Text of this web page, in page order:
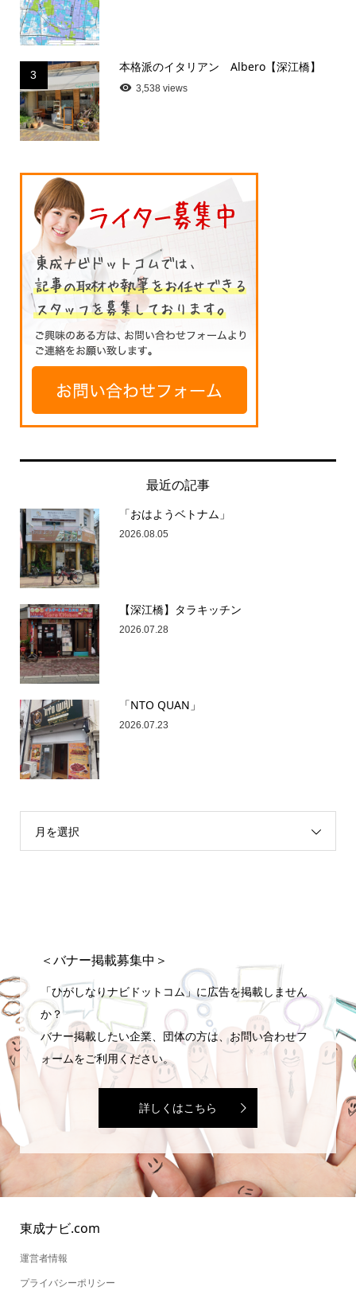
3
本格派のイタリアン Albero【深江橋】
3,538 views
最近の記事
「おはようベトナム」
2026.08.05
【深江橋】タラキッチン
2026.07.28
「NTO QUAN」
2026.07.23
月を選択
＜バナー掲載募集中＞
「ひがしなりナビドットコム」に広告を掲載しません
か？
バナー掲載したい企業、団体の方は、お問い合わせフ
ォームをご利用ください。
詳しくはこちら
東成ナビ.com
運営者情報
プライバシーポリシー